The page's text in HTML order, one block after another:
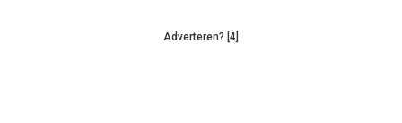
Adverteren? [4]